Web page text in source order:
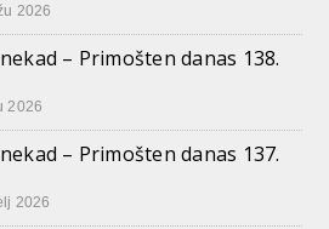
2026
– Primošten danas 138.
2026
– Primošten danas 137.
2026